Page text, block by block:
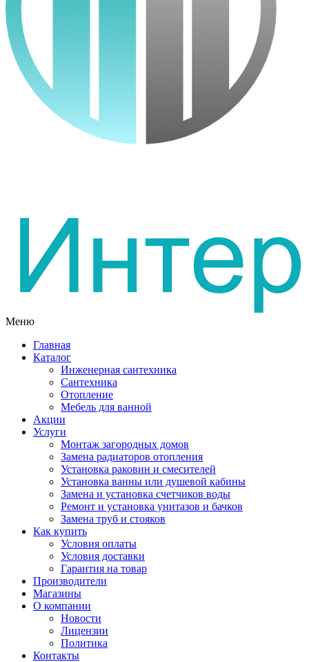
Меню
Главная
Каталог
Инженерная сантехника
Сантехника
Отопление
Мебель для ванной
Акции
Услуги
Монтаж загородных домов
Замена радиаторов отопления
Установка раковин и смесителей
Установка ванны или душевой кабины
Замена и установка счетчиков воды
Ремонт и установка унитазов и бачков
Замена труб и стояков
Как купить
Условия оплаты
Условия доставки
Гарантия на товар
Производители
Магазины
О компании
Новости
Лицензии
Политика
Контакты